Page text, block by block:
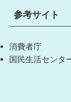
参考サイト
消費者庁
国民生活センタ